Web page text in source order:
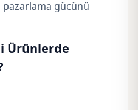
pazarlama gücünü
Ürünlerde